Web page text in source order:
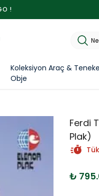
!
Koleksiyon Araç & Teneke
Obje
Ferdi
Plak)
₺